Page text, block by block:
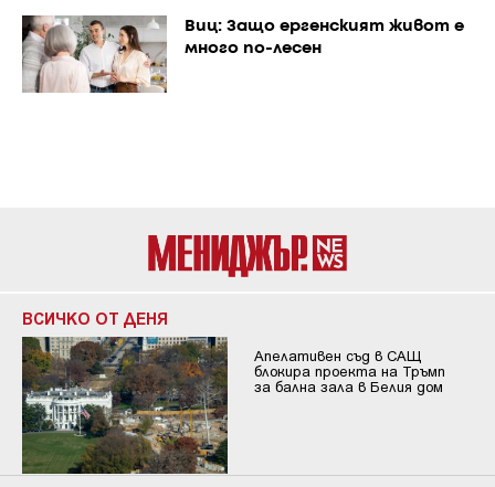
Виц: Защо ергенският живот е
много по-лесен
ВСИЧКО ОТ ДЕНЯ
Апелативен съд в САЩ
блокира проекта на Тръмп
за бална зала в Белия дом